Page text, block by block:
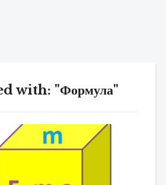
with: "Формула"